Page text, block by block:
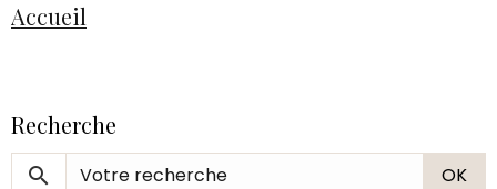
Accueil
Recherche
OK